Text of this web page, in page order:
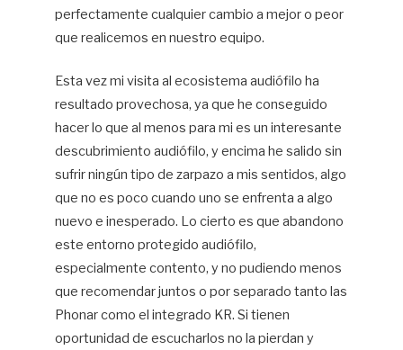
perfectamente cualquier cambio a mejor o peor
que realicemos en nuestro equipo.
Esta vez mi visita al ecosistema audiófilo ha
resultado provechosa, ya que he conseguido
hacer lo que al menos para mi es un interesante
descubrimiento audiófilo, y encima he salido sin
sufrir ningún tipo de zarpazo a mis sentidos, algo
que no es poco cuando uno se enfrenta a algo
nuevo e inesperado. Lo cierto es que abandono
este entorno protegido audiófilo,
especialmente contento, y no pudiendo menos
que recomendar juntos o por separado tanto las
Phonar como el integrado KR. Si tienen
oportunidad de escucharlos no la pierdan y